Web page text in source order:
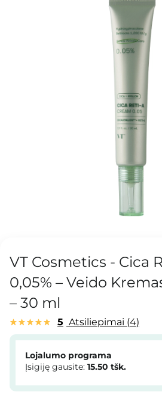
VT Cosmetics - Cica
0,05% – Veido
– 30 ml
5 Atsiliepimai 4
Lojalumo programa
Įsigiję gausite: 15.50 tšk.